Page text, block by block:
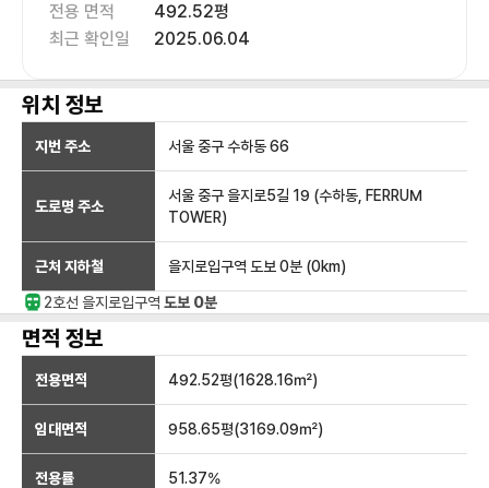
전용 면적
492.52평
최근 확인일
2025.06.04
위치 정보
지번 주소 서울 중구 수하동 66
도로명 주소
서울 중구 을지로5길 19 (수하동, FERRUM
TOWER)
근처 지하철 을지로입구역 도보 0분 (0km)
2호선 을지로입구역 도보 0분
면적 정보
전용면적 492.52평(1628.16㎡)
임대면적 958.65평(3169.09㎡)
전용률 51.37%